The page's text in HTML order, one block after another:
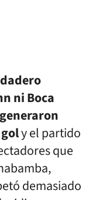
ni Boca
y el partido
que
demasiado